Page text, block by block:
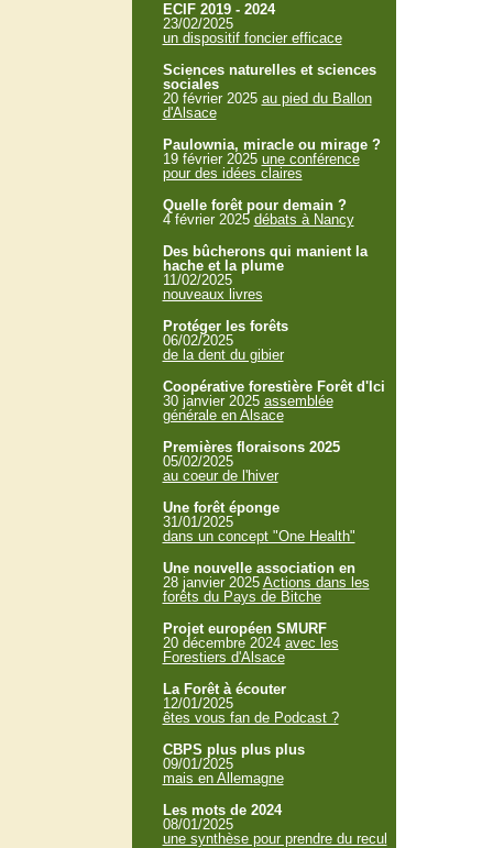
ECIF 2019 - 2024
23/02/2025
un dispositif foncier efficace
Sciences naturelles et sciences
sociales
20 février 2025 au pied du Ballon
d'Alsace
Paulownia, miracle ou mirage ?
19 février 2025 une conférence
pour des idées claires
Quelle forêt pour demain ?
4 février 2025 débats à Nancy
Des bûcherons qui manient la
hache et la plume
11/02/2025
nouveaux livres
Protéger les forêts
06/02/2025
de la dent du gibier
Coopérative forestière Forêt d'Ici
30 janvier 2025 assemblée
générale en Alsace
Premières floraisons 2025
05/02/2025
au coeur de l'hiver
Une forêt éponge
31/01/2025
dans un concept "One Health"
Une nouvelle association en
28 janvier 2025 Actions dans les
forêts du Pays de Bitche
Projet européen SMURF
20 décembre 2024 avec les
Forestiers d'Alsace
La Forêt à écouter
12/01/2025
êtes vous fan de Podcast ?
CBPS plus plus plus
09/01/2025
mais en Allemagne
Les mots de 2024
08/01/2025
une synthèse pour prendre du recul